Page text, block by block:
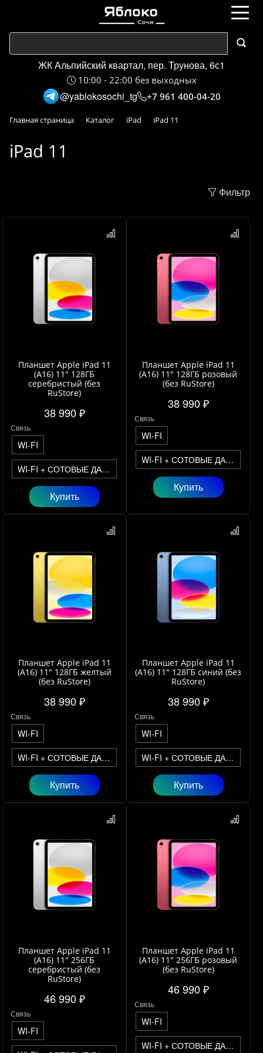
ЖК Альпийский квартал, пер. Трунова, 6с1
10:00 - 22:00 без выходных
@yablokosochi_tg +7 961 400-04-20
Главная страница Каталог iPad iPad 11
iPad 11
Фильтр
Планшет Apple iPad 11
(A16) 11" 128ГБ
серебристый (без
RuStore)
38 990 ₽
Связь
WI-FI
WI-FI + СОТОВЫЕ ДАННЫЕ
Купить
Планшет Apple iPad 11
(A16) 11" 128ГБ розовый
(без RuStore)
38 990 ₽
Связь
WI-FI
WI-FI + СОТОВЫЕ ДАННЫЕ
Купить
Планшет Apple iPad 11
(A16) 11" 128ГБ желтый
(без RuStore)
38 990 ₽
Связь
WI-FI
WI-FI + СОТОВЫЕ ДАННЫЕ
Купить
Планшет Apple iPad 11
(A16) 11" 128ГБ синий (без
RuStore)
38 990 ₽
Связь
WI-FI
WI-FI + СОТОВЫЕ ДАННЫЕ
Купить
Планшет Apple iPad 11
(A16) 11" 256ГБ
серебристый (без
RuStore)
46 990 ₽
Связь
WI-FI
Планшет Apple iPad 11
(A16) 11" 256ГБ розовый
(без RuStore)
46 990 ₽
Связь
WI-FI
WI-FI + СОТОВЫЕ ДАННЫЕ